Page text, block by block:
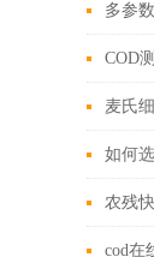
麦氏
农残
cod在